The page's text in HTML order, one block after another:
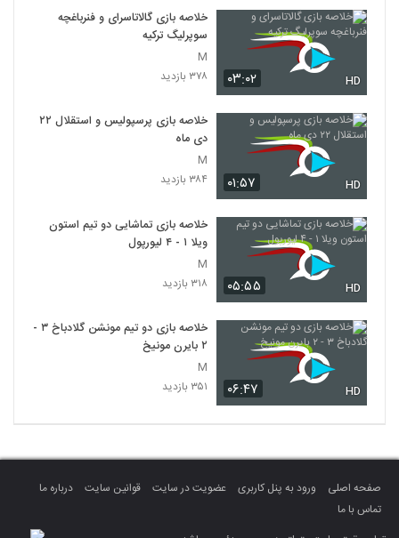
۰۳:۰۲ HD
خلاصه بازی گالاتاسرای و فنرباغچه
سوپرلیگ ترکیه
M
۳۷۸ بازدید
۰۱:۵۷ HD
خلاصه بازی پرسپولیس و استقلال ۲۲
دی ماه
M
۳۸۴ بازدید
۰۵:۵۵ HD
خلاصه بازی تماشایی دو تیم استون
ویلا ۱ - ۴ لیورپول
M
۳۱۸ بازدید
۰۶:۴۷ HD
خلاصه بازی دو تیم مونشن گلادباخ ۳ -
۲ بایرن مونیخ
M
۳۵۱ بازدید
صفحه اصلی ورود به پنل کاربری عضویت در سایت قوانین سایت
درباره ما
تماس با ما